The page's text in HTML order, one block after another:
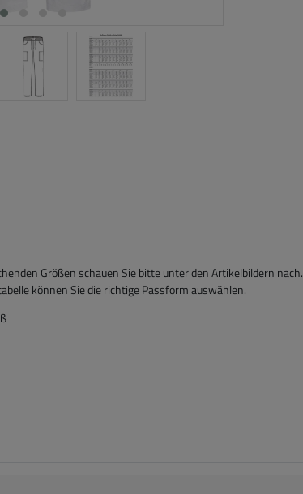
Größen schauen Sie bitte unter den Artikelbildern nach.
können Sie die richtige Passform auswählen.